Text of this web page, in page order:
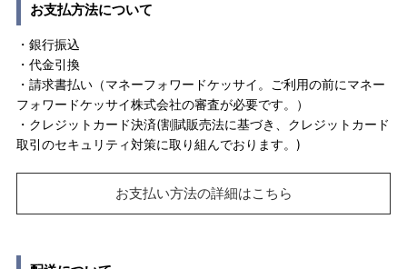
お支払方法について
・銀行振込
・代金引換
・請求書払い（マネーフォワードケッサイ。ご利用の前にマネー
フォワードケッサイ株式会社の審査が必要です。）
・クレジットカード決済(割賦販売法に基づき、クレジットカード
取引のセキュリティ対策に取り組んでおります。)
お支払い方法の詳細はこちら